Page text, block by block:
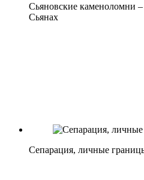
Сьяновские каменоломни –
Сьянах
Сепарация, личные